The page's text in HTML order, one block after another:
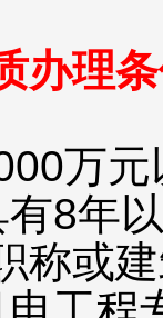
办理
万元
8年
称或